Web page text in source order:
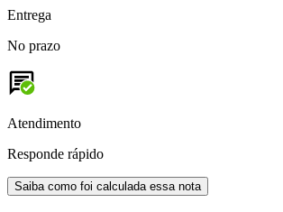
Entrega
No prazo
Atendimento
Responde rápido
Saiba como foi calculada essa nota